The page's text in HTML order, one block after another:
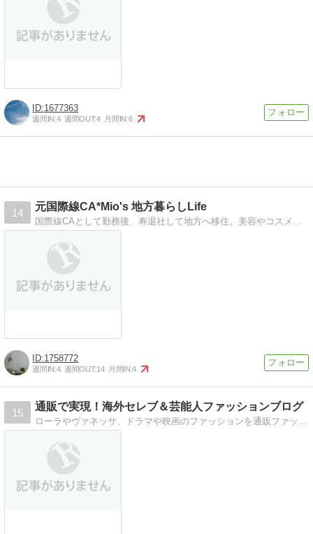
1677363
週間IN:4 週間OUT:4 月間IN:6
14
元国際線CA*Mio's 地方暮らしLife
1758772
週間IN:4 週間OUT:14 月間IN:4
15
通販で実現！海外セレブ＆芸能人ファッションブログ